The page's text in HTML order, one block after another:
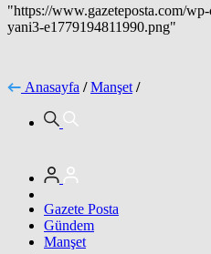
"https://www.gazeteposta.com/
yani3-e1779194811990.png"
Anasayfa / Manşet /
Gazete Posta
Gündem
Manşet